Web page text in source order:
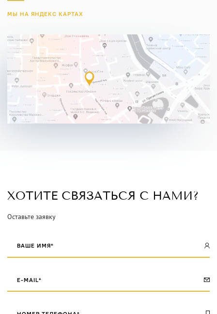
МЫ НА ЯНДЕКС КАРТАХ
ХОТИТЕ СВЯЗАТЬСЯ С НАМИ?
Оставьте заявку